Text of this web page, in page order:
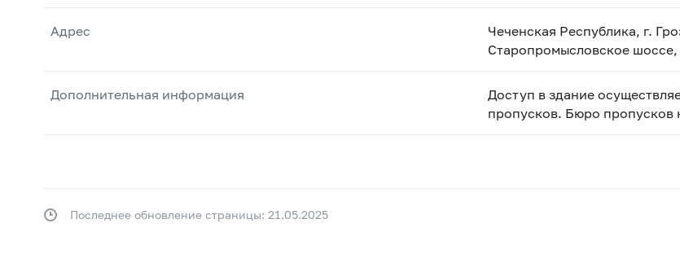
Адрес
Чеченская Республика, г.
Старопромысловское шоссе,
Дополнительная информация
Доступ в здание
пропусков. Бюро пропусков
Последнее обновление страницы: 21.05.2025